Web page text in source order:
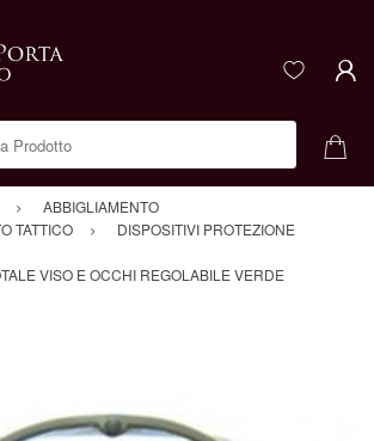
ABBIGLIAMENTO
TATTICO
DISPOSITIVI PROTEZIONE
VISO E OCCHI REGOLABILE VERDE